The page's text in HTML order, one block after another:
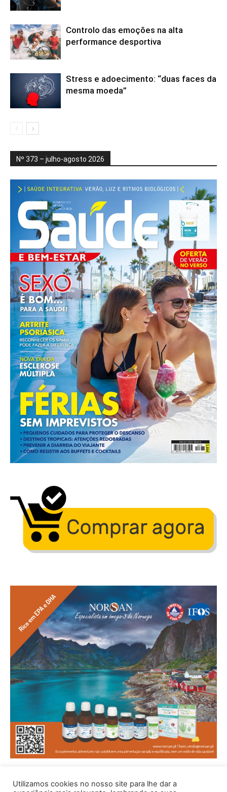
Controlo das emoções na alta
performance desportiva
Stress e adoecimento: “duas faces da
mesma moeda”
Nº 373 – julho-agosto 2026
Utilizamos cookies no nosso site para lhe dar a